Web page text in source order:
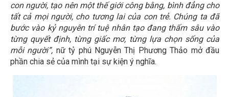
con người, tạo nên một thế giới công bằng, bình đẳng cho
tất cả mọi người, cho tương lai của con trẻ. Chúng ta đã
bước vào kỷ nguyên trí tuệ nhân tạo đang thấm sâu vào
từng quyết định, từng giấc mơ, từng lựa chọn sống của
mỗi người”, nữ tỷ phú Nguyễn Thị Phương Thảo mở đầu
phần chia sẻ của mình tại sự kiện ý nghĩa.